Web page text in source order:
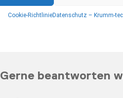
Cookie-RichtlinieDatenschutz – Krumm-tec
Gerne beantworten